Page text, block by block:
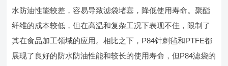
水防油性能较差，容易导致滤袋堵塞，降低使用寿命。聚酯
纤维的成本较低，但在高温和复杂工况下表现不佳，限制了
其在食品加工领域的应用。相比之下，P84针刺毡和PTFE都
展现了良好的防水防油性能和较长的使用寿命，但P84滤袋的